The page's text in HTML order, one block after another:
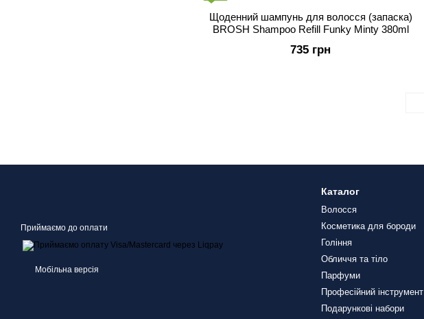
Щоденний шампунь для волосся (запаска)
BROSH Shampoo Refill Funky Minty 380ml
735 грн
Приймаємо до оплати
Мобільна версія
Каталог
Волосся
Косметика для бороди
Гоління
Обличчя та тіло
Парфуми
Професійний інструмент
Подарункові набори